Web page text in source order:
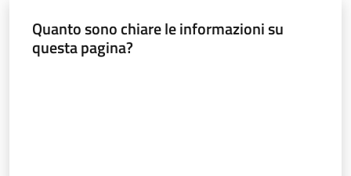
Piani Programmi
Progetti
Quanto sono chiare le informazioni su
questa pagina?